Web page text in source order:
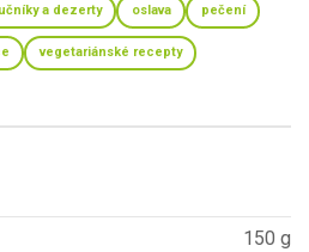
a dezerty oslava pečení
vegetariánské recepty
150 g